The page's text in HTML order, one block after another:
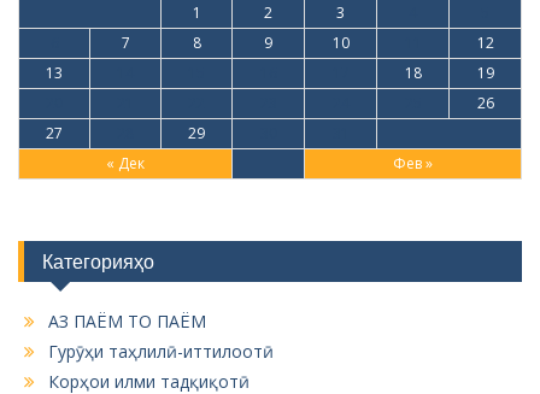
« Дек Фев »
1 2 3
7 8 9 10
12
13
18
19
26
27
29
Категорияҳо
АЗ ПАЁМ ТО ПАЁМ
Гурӯҳи таҳлилӣ-иттилоотӣ
Корҳои илми тадқиқотӣ